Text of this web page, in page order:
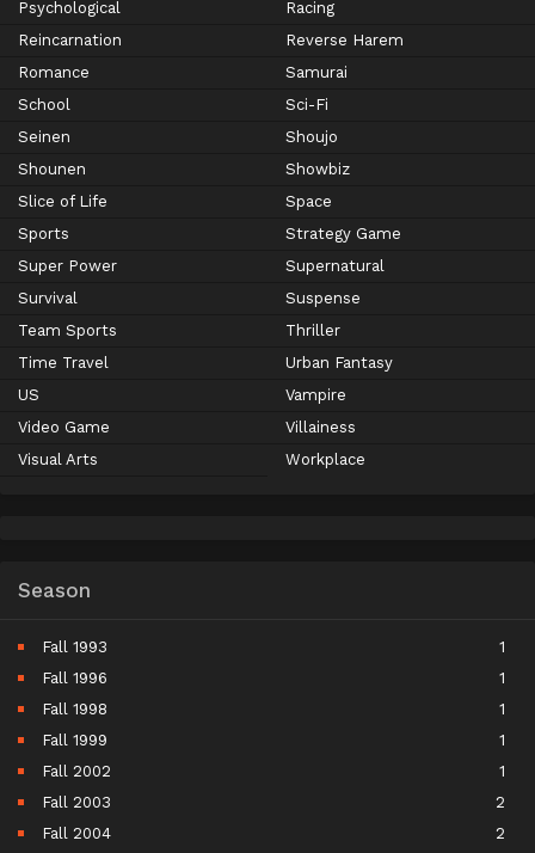
Psychological
Racing
Reincarnation
Reverse Harem
Romance
Samurai
School
Sci-Fi
Seinen
Shoujo
Shounen
Showbiz
Slice of Life
Space
Sports
Strategy Game
Super Power
Supernatural
Survival
Suspense
Team Sports
Thriller
Time Travel
Urban Fantasy
US
Vampire
Video Game
Villainess
Visual Arts
Workplace
Season
Fall 1993
1
Fall 1996
1
Fall 1998
1
Fall 1999
1
Fall 2002
1
Fall 2003
2
Fall 2004
2